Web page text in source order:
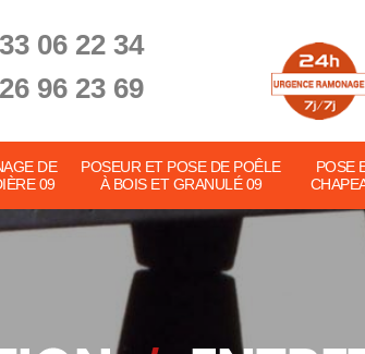
06 22 34
96 23 69
DE
09
POSEUR ET POSE DE POÊLE
À BOIS ET GRANULÉ 09
POSE